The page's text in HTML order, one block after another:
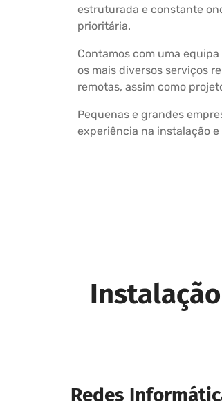
estruturada e constante
prioritária.
Contamos com uma
os mais diversos serviços
remotas, assim como
Pequenas e grandes
experiência na instalação
Redes